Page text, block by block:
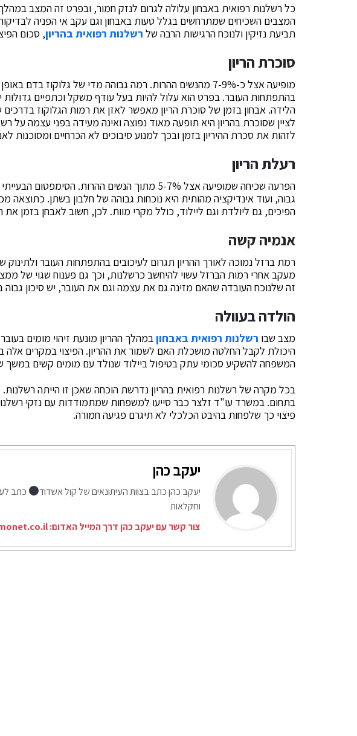
כל רשלנות רפואית באבחון עלולה לגרום לנזק חמור, ובפרט זה המצב
המצבים השכיחים שמתרחשים בגלל טעות באבחון וגם עקב אי הפניה
תביעת נזיקין ולנוכח הרגישות הרבה של רשלנות רפואית בהריון, סכום
סוכרת הריון
מופיעה אצל כ-7-9% מהנשים ההרות. רמה גבוהה מדי של גלוקוז
בהתפתחות העובר. בפרט הוא עלול להיות בעל עודף משקל וכתפיים
הלידה. אבחון בזמן של סוכרת הריון מאפשר לאזן את רמות הגלוקוז בדרכים
לציין שסוכרת בהריון היא תופעה מאוד נפוצה ואינה מעידה בפני עצמה על
לזהות את סכרת ההיריון בזמן ובכך למנוע סיבוכים לא הכרחיים ומסוכנות
רעלת הריון
הפרעה שכיחה שמופיעה אצל 5-7% מתוך הנשים ההרות.
גבוה, ועוד אינדיקציה מהותית היא נוכחות גבוהה של חלבון בשתן. כתוצאה
הפיכים, גם ליולדת וגם ליילוד, כולל מקרי מוות. לכן, חשוב לאבחן בזמן
אנמיה קשה
רמת ברזל נמוכה לאורך ההריון תגרום לעיכובים בהתפתחות העובר ולתינוק
מעקב אחרי רמות הברזל עשוי להיחשב כרשלנות, וכך גם פענוח שגוי של
זה שלנוכח העובדה שהאם מזינה גם את עצמה וגם את העובר, יש סיכון גבוה
הולדה בעוולה
מצב שבו רשלנות רפואית באבחוןבמהלך ההריון מונעת זיהוי מומים
היכולת לקבל החלטה מושכלת האם לשמור את ההריון. הפיצוי במקרים
המשפחה להשקיע סכומי עתק בטיפול ביילוד שנולד עם מומים קשים במשך
בכל מקרה של רשלנות רפואית בהריון נדרשת הוכחה שאכן זו הייתה רשלנות.
בתחום. במשרד עו"ד זלצר כבר סייעו למשפחות שמתמודדות עם נזקי
פיצוי כך שלפחות בהיבט הכלכלי לא תיגרם פגיעה חמורה.
יעקב כהן
יעקב כהן כתב בצוות העיתונאים של קול אשדוד
כתב
וחקלאות
צור קשר עם יעקב כהן דרך המייל האדום: